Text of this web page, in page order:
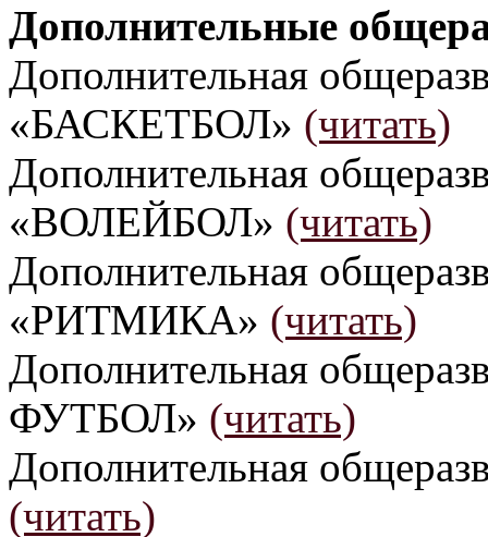
Дополнительные
Дополнительная
«БАСКЕТБОЛ» (читать)
Дополнительная
«ВОЛЕЙБОЛ» (читать)
Дополнительная
«РИТМИКА» (читать)
Дополнительная
ФУТБОЛ» (читать)
Дополнительная
(читать)